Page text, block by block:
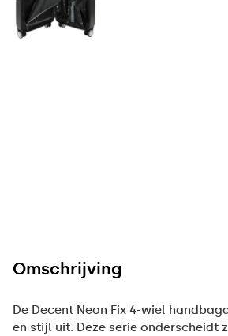
Omschrijving
De Decent Neon Fix 4-wiel
en stijl uit. Deze serie onderscheidt